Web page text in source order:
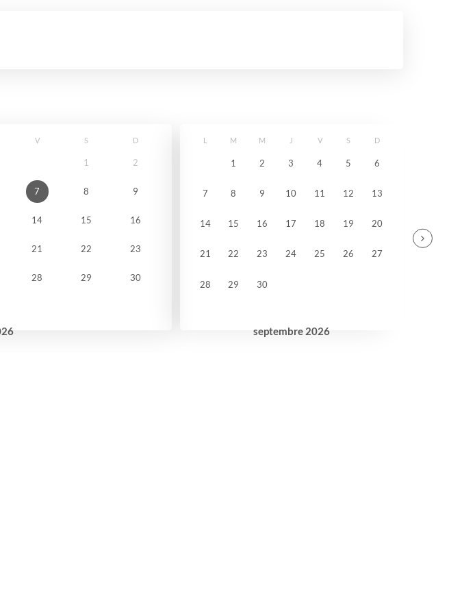
V S D
1 2
7 8 9
14 15 16
21 22 23
28 29 30
septembre 2026
L M M J V S D
1 2 3 4 5 6
7 8 9 10 11 12 13
14 15 16 17 18 19 20
21 22 23 24 25 26 27
28 29 30